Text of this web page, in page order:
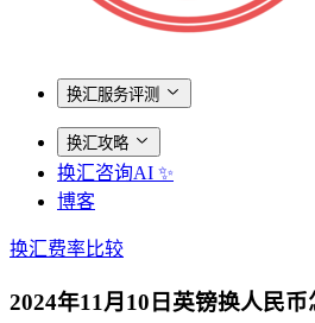
换汇服务评测
换汇攻略
换汇咨询AI ✨
博客
换汇费率比较
2024年11月10日英镑换人民